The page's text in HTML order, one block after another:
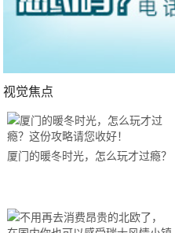
视觉焦点
厦门的暖冬时光，怎么玩才过瘾？